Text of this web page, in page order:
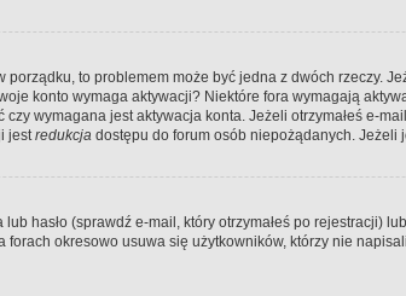
to problemem może być jedna z dwóch rzeczy.
konto wymaga aktywacji? Niektóre fora wymagają
wymagana jest aktywacja konta. Jeżeli otrzymałeś e-
jestredukcja dostępu do forum osób niepożądanych. Jeżeli
hasło (sprawdź e-mail, który otrzymałeś po rejestracji)
okresowo usuwa się użytkowników, którzy nie